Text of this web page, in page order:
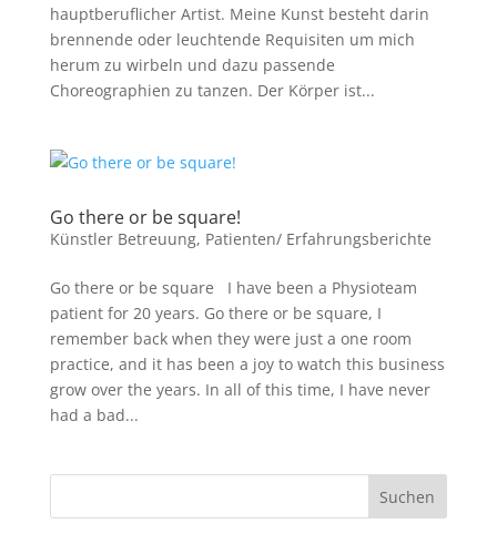
hauptberuflicher Artist. Meine Kunst besteht darin
brennende oder leuchtende Requisiten um mich
herum zu wirbeln und dazu passende
Choreographien zu tanzen. Der Körper ist...
Go there or be square!
Künstler Betreuung, Patienten/ Erfahrungsberichte
Go there or be square I have been a Physioteam
patient for 20 years. Go there or be square, I
remember back when they were just a one room
practice, and it has been a joy to watch this business
grow over the years. In all of this time, I have never
had a bad...
Suchen